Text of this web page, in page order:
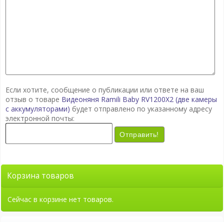
Если хотите, сообщение о публикации или ответе на ваш
отзыв о товаре Видеоняня Ramili Baby RV1200X2 (две камеры
с аккумуляторами) будет отправлено по указанному адресу
электронной почты:
Отправить!
Корзина товаров
Сейчас в корзине нет товаров.